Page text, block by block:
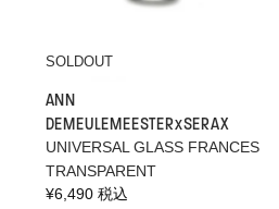
SOLDOUT
ANN
DEMEULEMEESTER×SERAX
UNIVERSAL GLASS FRANCES
TRANSPARENT
通
¥6,490 税込